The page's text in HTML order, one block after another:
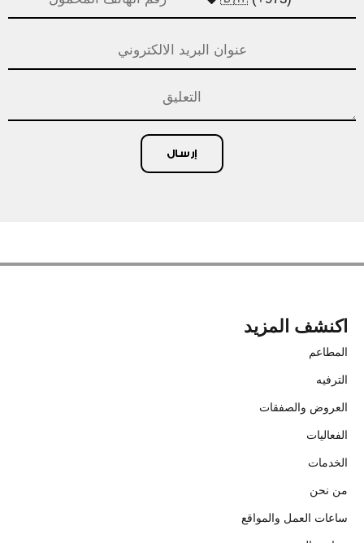
إرسال
اكنشف المزيد
المطاعم
الترفيه
العروض والصفقات
الفعاليات
الخدمات
من نحن
ساعات العمل والمواقع